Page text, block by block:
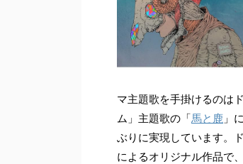
マ主題歌を手掛けるのは
ム」主題歌の「馬と鹿 」
ぶりに実現しています。
によるオリジナル作品で